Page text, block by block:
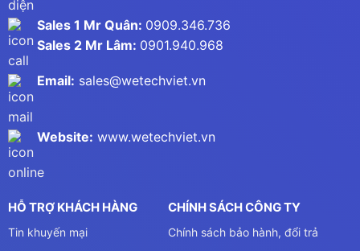
Sales 1 Mr Quân: 0909.346.736
Sales 2 Mr Lâm: 0901.940.968
Email: sales@wetechviet.vn
Website: www.wetechviet.vn
HỖ TRỢ KHÁCH HÀNG
Tin khuyến mại
CHÍNH SÁCH CÔNG TY
Chính sách bảo hành, đổi trả